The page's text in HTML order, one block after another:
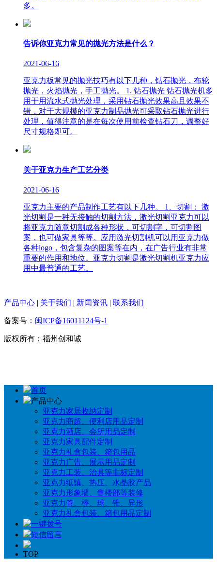
多。
告诉你亚克力常见的抛光方法是什么？
2021-06-16
亚克力板常见的抛光技巧有以下几种，钻石抛光，布轮
抛光，火焰抛光，手工抛光。 1. 钻石抛光 钻石抛光机多
用于用流水式抛光处理，采用钻石抛光效果高且效果不
错，对于大规模的亚克力制品抛光可采取钻石抛光进行
处理，值得注意的是在每次使用前检查钻石刀，调整好
尺寸规格即可。
关于亚克力生产工艺分类
2021-06-16
亚克力主要的产品制作工艺有以下几种。 1、切割： 激
光切割是一种无接触的切割方法，激光切割亚克力可以
将亚克力随意切割成各种形状，可切割字，可切割图
案，也可做家具等等。应用激光切割机可以用亚克力做
各种logo，包含复杂的图案等在内，在广告行业有非常
重要的作用和地位。亚克力切割是激光切割机亚克力应
用中最普通的工艺。
产品中心 | 关于我们 | 新闻资讯 | 联系我们
备案号： 闽ICP备16011124号-1
版权所有：福州创和诚
首页
产品中心
亚克力家居收纳定制
亚克力商超、便利店用品定制
亚克力酒店、会所用品定制
亚克力家具配件定制
亚克力礼盒包装、箱包用品
亚克力广告、展示用品定制
亚克力工装、治具等非标定制
亚克力纸镇、热压、水晶胶产品
亚克力形象墙、售楼部等装修
亚克力管、棒、球、锥、异形
亚克力礼盒包装、箱包用品定制
一键拨号
短信留言
TOP